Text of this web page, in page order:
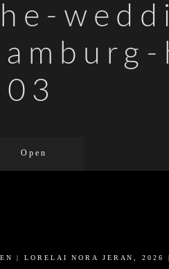
Open
| LORELAI NORA JERAN,